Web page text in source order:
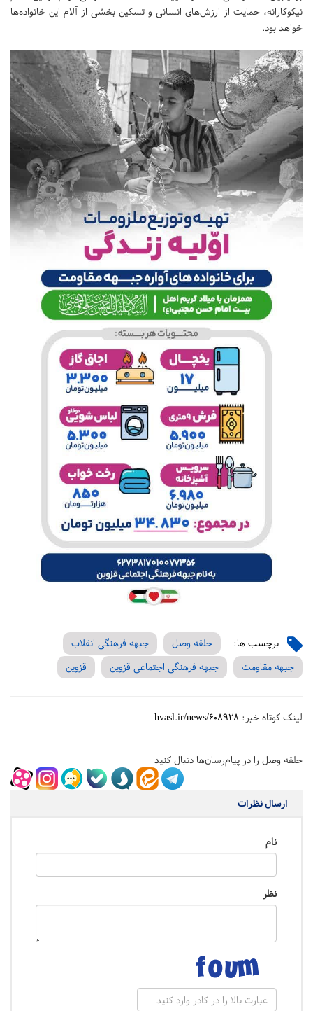
نیکوکارانه، حمایت از ارزش‌های انسانی و تسکین بخشی از آلام این خانواده‌ها
خواهد بود.
برچسب ها: حلقه وصل
جبهه فرهنگی انقلاب
جبهه مقاومت
جبهه فرهنگی اجتماعی قزوین قزوین
لینک کوتاه خبر: hvasl.ir/news/608928
حلقه وصل را در پیام‌رسان‌ها دنبال کنید
ارسال نظرات
نام
نظر